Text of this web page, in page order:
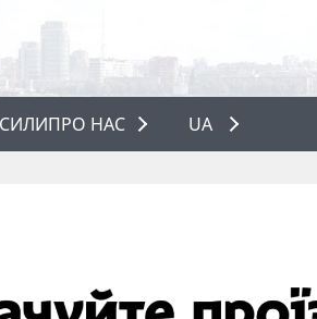
ПРО НАС
ПРО НАС
UA